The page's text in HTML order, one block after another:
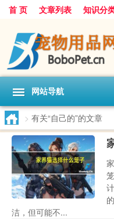
首 页 文章列表 知识分
网站导航
> 有关“自己的”的文章
洁，但可能不...